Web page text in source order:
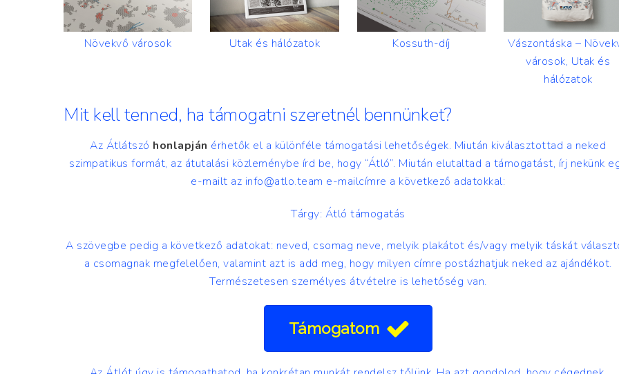
Növekvő városok Utak és hálózatok Kossuth-díj
Vászontáska –
városok, Utak és
hálózatok
Mit kell tenned, ha támogatni szeretnél bennünket?
Az Átlátszó honlapján érhetők el a különféle támogatási lehetőségek. Miután kiválasztottad a neked
szimpatikus formát, az átutalási közleménybe írd be, hogy “Átló”. Miután elutaltad a támogatást, írj nekünk
e-mailt az info@atlo.team e-mailcímre a következő adatokkal:
Tárgy: Átló támogatás
A szövegbe pedig a következő adatokat: neved, csomag neve, melyik plakátot és/vagy melyik táskát
a csomagnak megfelelően, valamint azt is add meg, hogy milyen címre postázhatjuk neked az ajándékot.
Természetesen személyes átvételre is lehetőség van.
Támogatom